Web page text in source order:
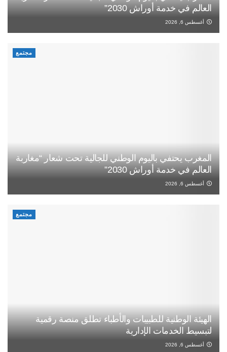
العالم في خدمة أوراش 2030”
أغسطس 6, 2026
مجتمع
المغرب يحتفي باليوم الوطني للجالية تحت شعار “مغاربة
العالم في خدمة أوراش 2030”
أغسطس 6, 2026
مجتمع
الهيئة الوطنية للطبيبات والأطباء تطلق منصة رقمية
لتبسيط الخدمات الإدارية
أغسطس 6, 2026